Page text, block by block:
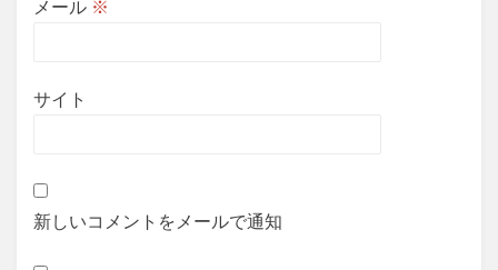
メール ※
サイト
新しいコメントをメールで通知